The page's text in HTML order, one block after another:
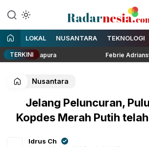
Radarnesia
Enak Dibaca
LOKAL NUSANTARA TEKNOLOGI
TERKINI
Singapura Febrie Adriansyah
Nusantara
Jelang Peluncuran,
Kopdes Merah Putih
Idrus Ch